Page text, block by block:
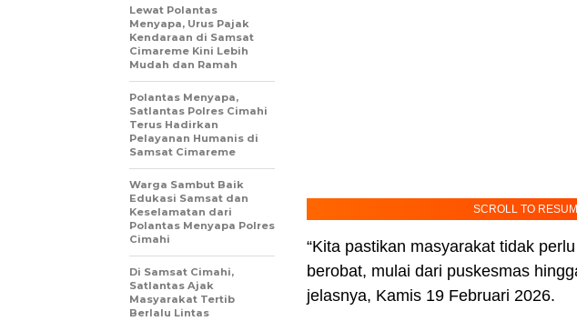
SCROLL TO
“Kita pastikan masyarakat tidak
berobat, mulai dari puskesmas
jelasnya, Kamis 19 Februari 2026.
Lewat Polantas
Menyapa, Urus Pajak
Kendaraan di Samsat
Cimareme Kini Lebih
Mudah dan Ramah
Polantas Menyapa,
Satlantas Polres Cimahi
Terus Hadirkan
Pelayanan Humanis di
Samsat Cimareme
Warga Sambut Baik
Edukasi Samsat dan
Keselamatan dari
Polantas Menyapa Polres
Cimahi
Di Samsat Cimahi,
Satlantas Ajak
Masyarakat Tertib
Berlalu Lintas